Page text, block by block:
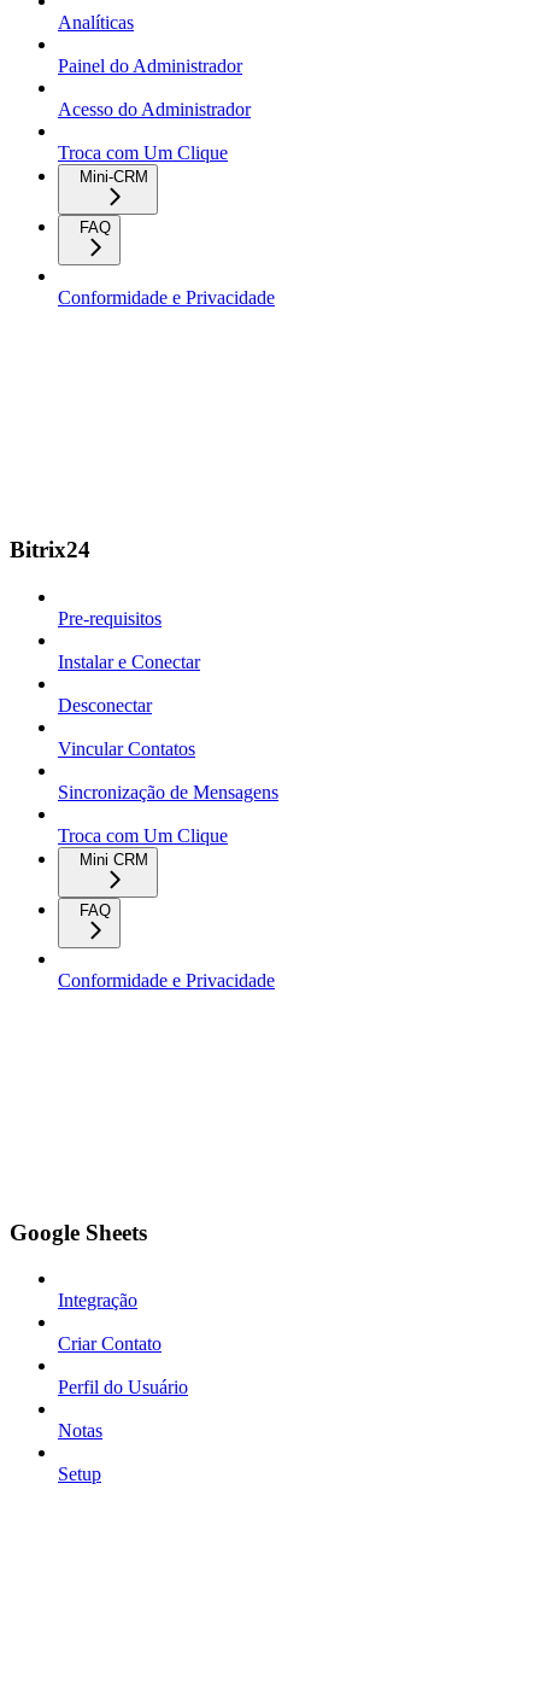
Analíticas
Painel do Administrador
Acesso do Administrador
Troca com Um Clique
Mini-CRM
FAQ
Conformidade e Privacidade
Bitrix24
Pre-requisitos
Instalar e Conectar
Desconectar
Vincular Contatos
Sincronização de Mensagens
Troca com Um Clique
Mini CRM
FAQ
Conformidade e Privacidade
Google Sheets
Integração
Criar Contato
Perfil do Usuário
Notas
Setup